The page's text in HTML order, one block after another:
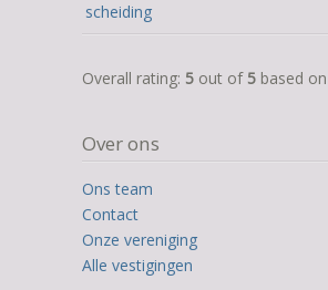
scheiding
5,0
on
12.345
ratings
Overall rating: 5 out of 5 based on
Over ons
Ons team
Contact
Onze vereniging
Alle vestigingen